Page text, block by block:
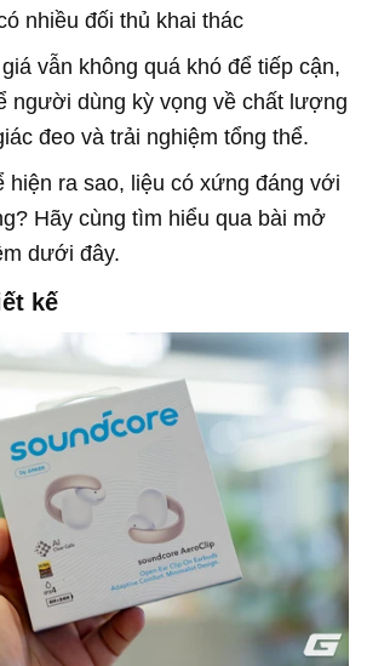
nhiều đối thủ khai thác
vẫn không quá khó để tiếp cận,
người dùng kỳ vọng về chất lượng
đeo và trải nghiệm tổng thể.
hiện ra sao, liệu có xứng đáng với
Hãy cùng tìm hiểu qua bài mở
dưới đây.
kế